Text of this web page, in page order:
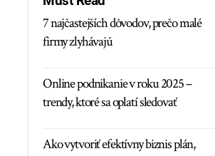
7 najčastejších dôvodov, prečo malé
firmy zlyhávajú
Online podnikanie v roku 2025 –
trendy, ktoré sa oplatí sledovať
Ako vytvoriť efektívny biznis plán,